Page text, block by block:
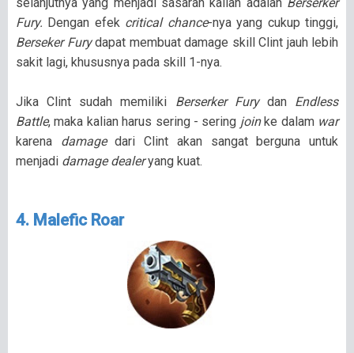
selanjutnya yang menjadi sasaran kalian adalah Berserker
Fury. Dengan efek critical chance-nya yang cukup tinggi,
Berseker Furydapat membuat damage skill Clint jauh lebih
sakit lagi, khususnya pada skill 1-nya.
Jika Clint sudah memiliki Berserker Furydan Endless
Battle, maka kalian harus sering - sering joinke dalam war
karena damagedari Clint akan sangat berguna untuk
menjadi damage dealeryang kuat.
4. Malefic Roar